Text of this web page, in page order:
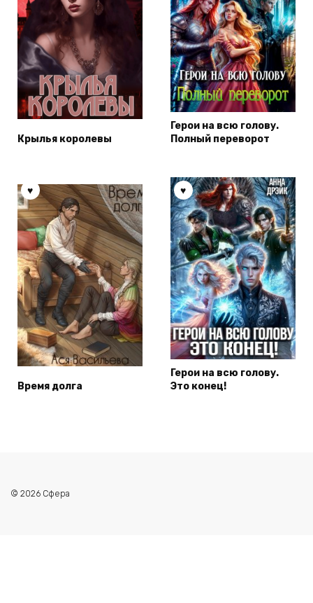
Крылья королевы
Герои на всю голову.
Полный переворот
Время долга
Герои на всю голову.
Это конец!
© 2026 Сфера